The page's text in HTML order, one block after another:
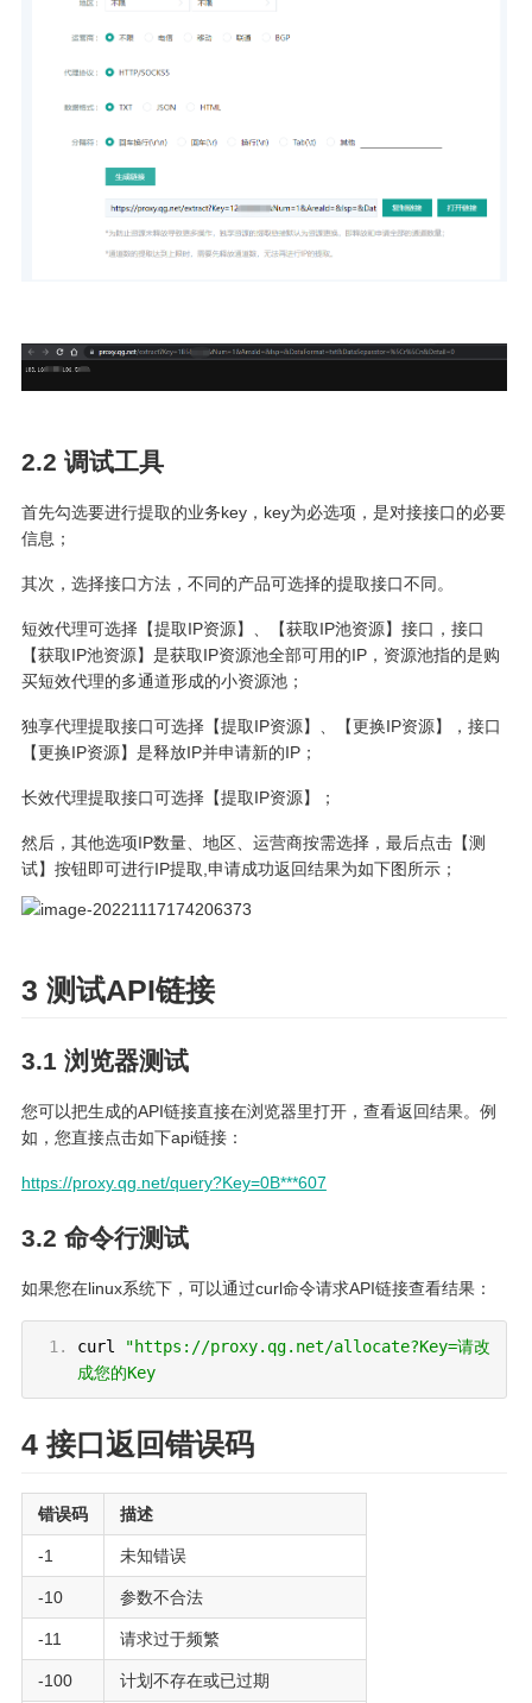
2.2 调试工具
首先勾选要进行提取的业务key，key为必选项，是对接接口的必要
信息；
其次，选择接口方法，不同的产品可选择的提取接口不同。
短效代理可选择【提取IP资源】、【获取IP池资源】接口，接口
【获取IP池资源】是获取IP资源池全部可用的IP，资源池指的是购
买短效代理的多通道形成的小资源池；
独享代理提取接口可选择【提取IP资源】、【更换IP资源】，接口
【更换IP资源】是释放IP并申请新的IP；
长效代理提取接口可选择【提取IP资源】；
然后，其他选项IP数量、地区、运营商按需选择，最后点击【测
试】按钮即可进行IP提取,申请成功返回结果为如下图所示；
3 测试API链接
3.1 浏览器测试
您可以把生成的API链接直接在浏览器里打开，查看返回结果。例
如，您直接点击如下api链接：
https://proxy.qg.net/query?Key=0B***607
3.2 命令行测试
如果您在linux系统下，可以通过curl命令请求API链接查看结果：
curl
"https://proxy.qg.net/allocate?Key=请改
成您的Key
4 接口返回错误码
错误码 描述
-1 未知错误
-10 参数不合法
-11 请求过于频繁
-100 计划不存在或已过期